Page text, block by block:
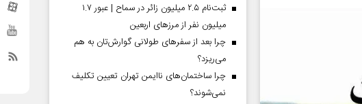
ثبت‌نام ۲.۵ میلیون زائر در سماح | عبور ۱.۷
میلیون نفر از مرز‌های اربعین
چرا بعد از سفرهای طولانی گوارش‌تان به هم
می‌ریزد؟
چرا ساختمان‌های ناایمن تهران تعیین تکلیف
نمی‌شوند؟